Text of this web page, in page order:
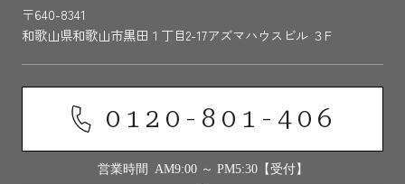
〒640-8341
和歌山県和歌山市黒田１丁目2-17アズマハウスビル ３F
0120-801-406
営業時間 AM9:00 ～ PM5:30【受付】